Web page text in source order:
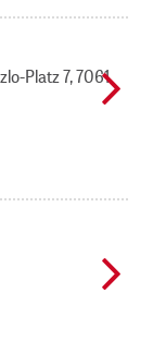
Platz 7, 7061